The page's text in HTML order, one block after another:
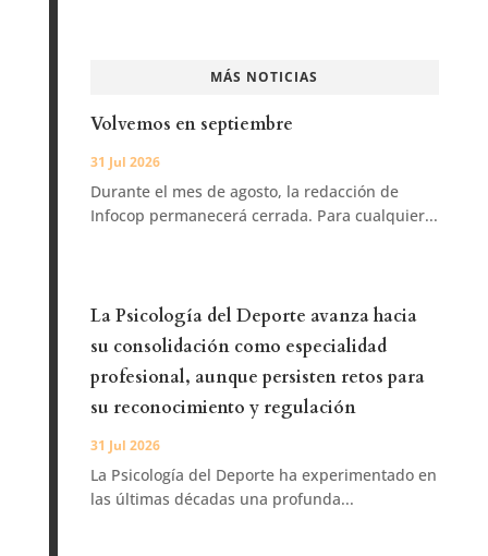
MÁS NOTICIAS
Volvemos en septiembre
31 Jul 2026
Durante el mes de agosto, la redacción de
Infocop permanecerá cerrada. Para cualquier...
La Psicología del Deporte avanza hacia
su consolidación como especialidad
profesional, aunque persisten retos para
su reconocimiento y regulación
31 Jul 2026
La Psicología del Deporte ha experimentado en
las últimas décadas una profunda...